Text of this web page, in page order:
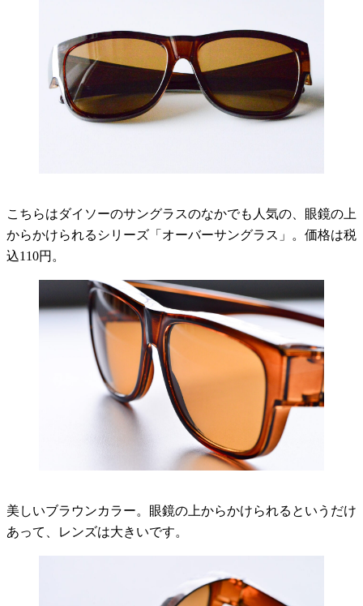
こちらはダイソーのサングラスのなかでも人気の、眼鏡の上
からかけられるシリーズ「オーバーサングラス」。価格は税
込110円。
美しいブラウンカラー。眼鏡の上からかけられるというだけ
あって、レンズは大きいです。